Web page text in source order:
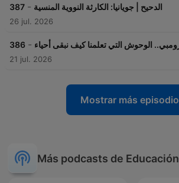
387 - الدحيح | جويانيا: الكارثة النووية المنسية
26 jul. 2026
386 - الوحوش التي تعلمنا كيف نبقى أحياء
21 jul. 2026
Mostrar más
Más podcasts de Educación